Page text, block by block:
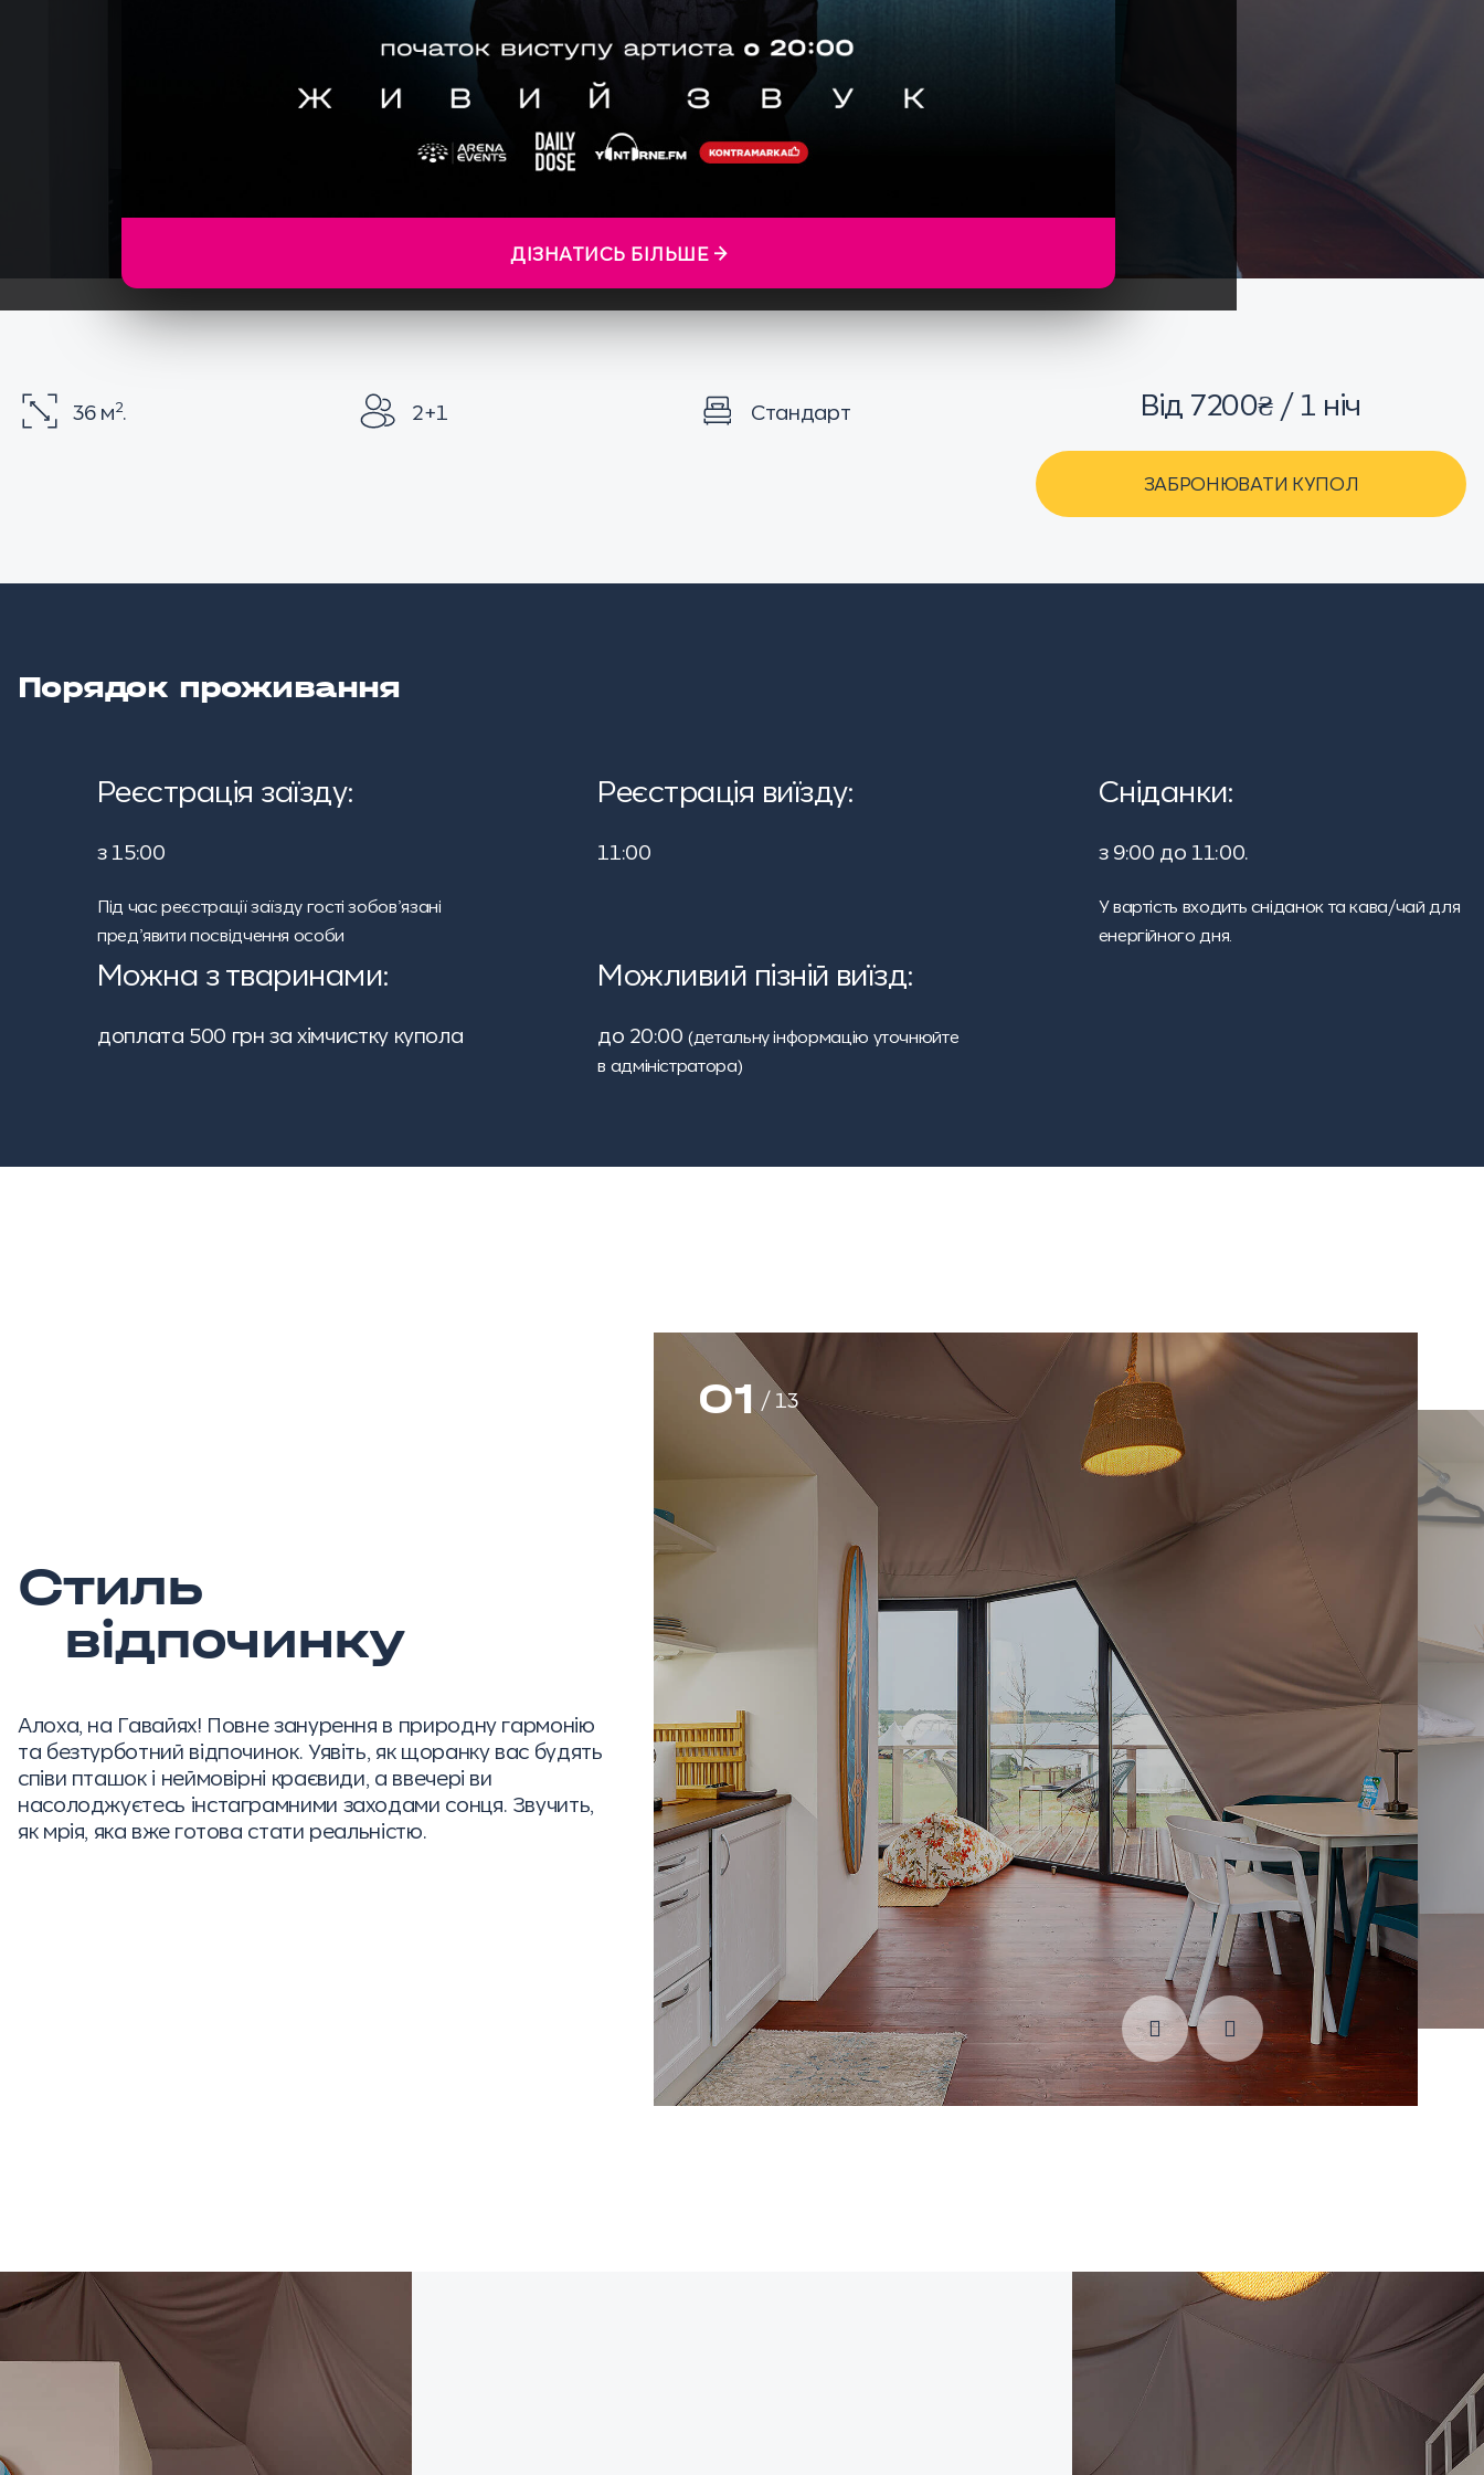
ДІЗНАТИСЬ БІЛЬШЕ →
36 м2. 2+1 Стандарт Від 7200₴ / 1 ніч
ЗАБРОНЮВАТИ КУПОЛ
Порядок проживання
Реєстрація заїзду:
з 15:00
Під час реєстрації заїзду гості зобов’язані
пред’явити посвідчення особи
Реєстрація виїзду:
11:00
Сніданки:
з 9:00 до 11:00.
У вартість входить сніданок та кава/чай для
енергійного дня.
Можна з тваринами:
доплата 500 грн за хімчистку купола
Можливий пізній виїзд:
до 20:00(детальну інформацію уточнюйте
в адміністратора)
Стиль
відпочинку
Алоха, на Гавайях! Повне занурення в природну гармонію
та безтурботний відпочинок. Уявіть, як щоранку вас будять
співи пташок і неймовірні краєвиди, а ввечері ви
насолоджуєтесь інстаграмними заходами сонця. Звучить,
як мрія, яка вже готова стати реальністю.
01 /13